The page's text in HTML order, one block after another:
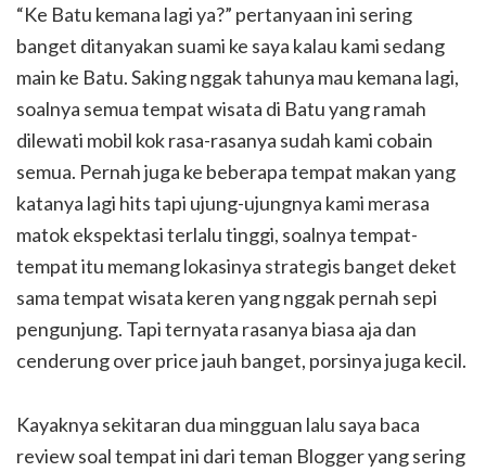
“Ke Batu kemana lagi ya?” pertanyaan ini sering
banget ditanyakan suami ke saya kalau kami sedang
main ke Batu. Saking nggak tahunya mau kemana lagi,
soalnya semua tempat wisata di Batu yang ramah
dilewati mobil kok rasa-rasanya sudah kami cobain
semua. Pernah juga ke beberapa tempat makan yang
katanya lagi hits tapi ujung-ujungnya kami merasa
matok ekspektasi terlalu tinggi, soalnya tempat-
tempat itu memang lokasinya strategis banget deket
sama tempat wisata keren yang nggak pernah sepi
pengunjung. Tapi ternyata rasanya biasa aja dan
cenderung over price jauh banget, porsinya juga kecil.
Kayaknya sekitaran dua mingguan lalu saya baca
review soal tempat ini dari teman Blogger yang sering